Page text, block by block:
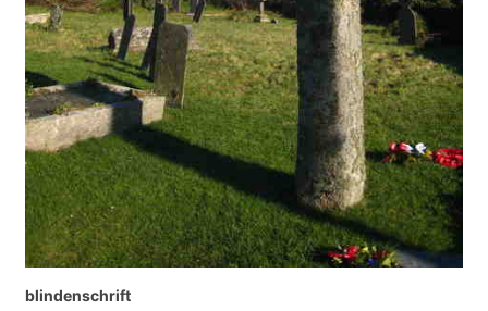
blindenschrift